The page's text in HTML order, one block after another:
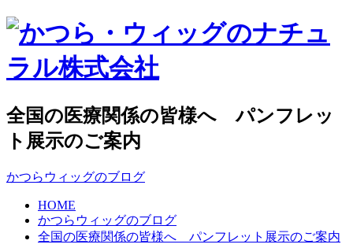
全国の医療関係の皆様へ パンフレッ
ト展示のご案内
かつらウィッグのブログ
HOME
かつらウィッグのブログ
全国の医療関係の皆様へ パンフレット展示のご案内